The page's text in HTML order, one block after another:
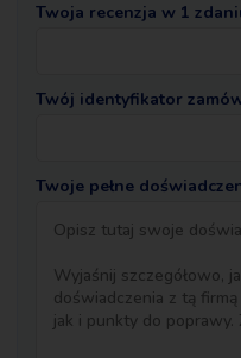
Twoja recenzja w 1
Twój identyfikator
Twoje pełne